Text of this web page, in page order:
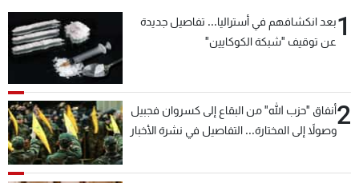
1بعد انكشافهم في أستراليا... تفاصيل جديدة
عن توقيف "شبكة الكوكايين"
2أنفاق "حزب الله" من البقاع إلى كسروان فجبيل
وصولاً إلى المختارة... التفاصيل في نشرة الأخبار